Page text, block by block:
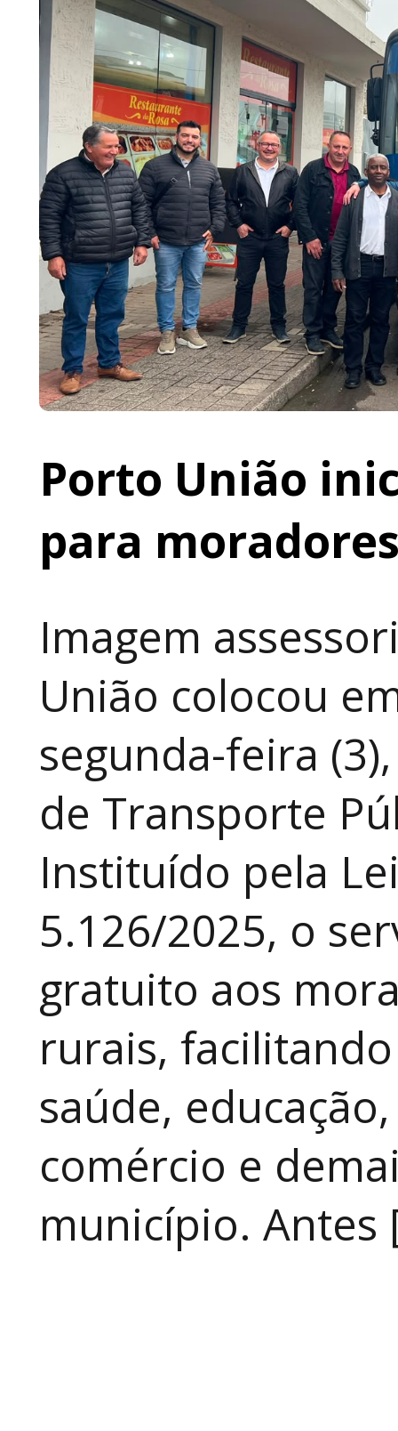
Porto União
para
Imagem
União colocou
segunda-feira
de Transporte
Instituído pela
5.126/2025, o
gratuito aos
rurais,
saúde,
comércio e
município.